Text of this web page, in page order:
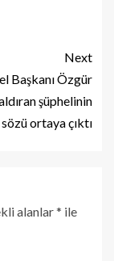
Next
Başkanı Özgür
şüphelinin
ortaya çıktı
alanlar* ile